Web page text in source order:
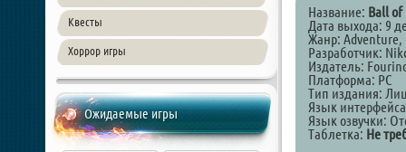
Квесты
Хоррор игры
Ожидаемые игры
Название: Ball
Дата выхода: 9
Жанр: Adventure,
Разработчик:
Издатель:
Платформа: PC
Тип издания:
Язык
Язык озвучки:
Таблетка: Не